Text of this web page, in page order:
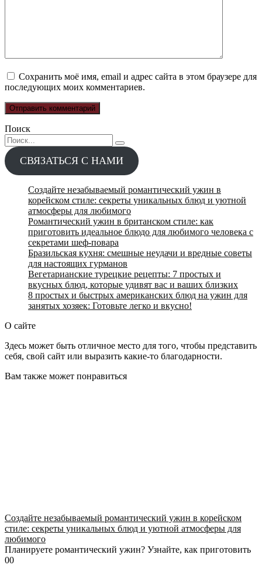
Сохранить моё имя, email и адрес сайта в этом браузере для
последующих моих комментариев.
Поиск
Search
for:
СВЯЗАТЬСЯ С НАМИ
Создайте незабываемый романтический ужин в
корейском стиле: секреты уникальных блюд и уютной
атмосферы для любимого
Романтический ужин в британском стиле: как
приготовить идеальное блюдо для любимого человека с
секретами шеф-повара
Бразильская кухня: смешные неудачи и вредные советы
для настоящих гурманов
Вегетарианские турецкие рецепты: 7 простых и
вкусных блюд, которые удивят вас и ваших близких
8 простых и быстрых американских блюд на ужин для
занятых хозяек: Готовьте легко и вкусно!
О сайте
Здесь может быть отличное место для того, чтобы представить
себя, свой сайт или выразить какие-то благодарности.
Вам также может понравиться
Создайте незабываемый романтический ужин в корейском
стиле: секреты уникальных блюд и уютной атмосферы для
любимого
Планируете романтический ужин? Узнайте, как приготовить
00